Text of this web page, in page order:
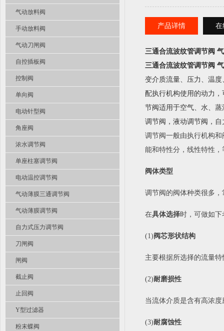
气动放料阀
手动放料阀
气动刀闸阀
自控插板阀
控制阀
单向阀
电动针型阀
角座阀
浓水调节阀
单座柱塞调节阀
电动温控调节阀
气动薄膜三通调节阀
气动薄膜调节阀
自力式压力调节阀
刀闸阀
闸阀
截止阀
止回阀
Y型过滤器
粉末蝶阀
产品详情 在
三通合流波纹管调节阀
三通合流波纹管调节阀
变介质流量、压力、温
配执行机构使用的动力，
节阀适用于空气、水、
调节阀，液动调节阀，
调节阀一般由执行机构
能和特性分，线性特性
阀体类型
调节阀的阀体种类很多
在具体选择时，可做如下
(1) 阀芯形状结构
主要根据所选择的流量
(2)耐磨损性
当流体介质是含有高浓
(3)耐腐蚀性